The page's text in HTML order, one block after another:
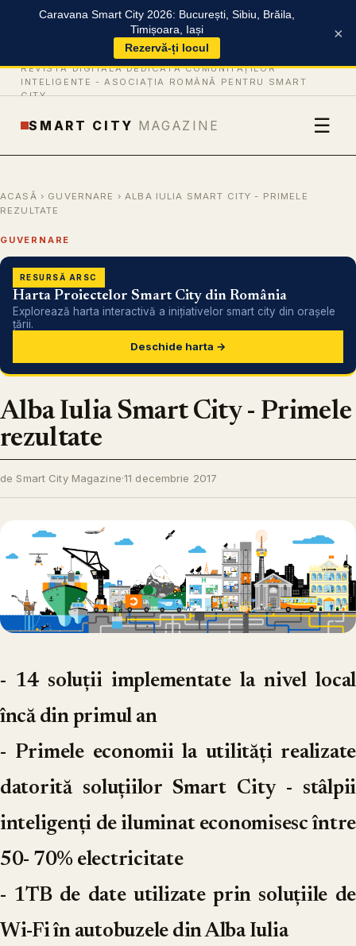
Caravana Smart City 2026: București, Sibiu, Brăila,
Timișoara, Iași
Rezervă-ți locul
×
REVISTĂ DIGITALĂ DEDICATĂ COMUNITĂȚILOR
INTELIGENTE - ASOCIAȚIA ROMÂNĂ PENTRU SMART
CITY
SMART CITY MAGAZINE ☰
ACASĂ › GUVERNARE › ALBA IULIA SMART CITY - PRIMELE
REZULTATE
GUVERNARE
RESURSĂ ARSC
Harta Proiectelor Smart City din România
Explorează harta interactivă a inițiativelor smart city din orașele
țării.
Deschide harta →
Alba Iulia Smart City - Primele
rezultate
de Smart City Magazine·11 decembrie 2017
- 14 soluții implementate la nivel local
încă din primul an
- Primele economii la utilități realizate
datorită soluțiilor Smart City - stâlpii
inteligenți de iluminat economisesc între
50- 70% electricitate
- 1TB de date utilizate prin soluțiile de
Wi-Fi în autobuzele din Alba Iulia